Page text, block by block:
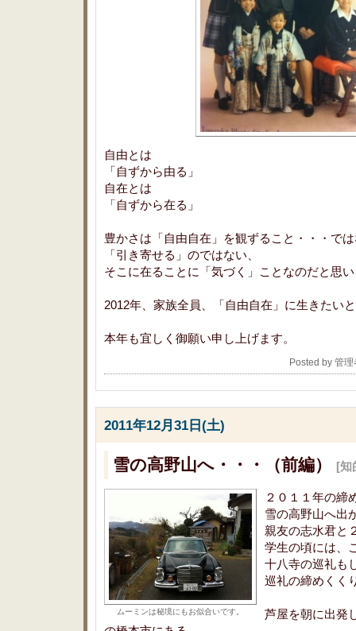
自由とは
「自ずから由る」
自在とは
「自ずから在る」
豊かさは「自由自在」を観ずること・・・で
「引き寄せる」のではない、
そこに在ることに「気づく」ことなのだと思
2012年、家族全員、「自由自在」に生きたい
本年も宜しく御願い申し上げます。
Posted by 管
2011年12月31日(土)
雪の高野山へ・・・（前編） [知
ムーミンは秘境にもお似合いです。
２０１１年の締
雪の高野山へ出
親友の志水君と
学生の頃には、
十八寺の巡礼も
巡礼の締めくく
芦屋を朝に出発